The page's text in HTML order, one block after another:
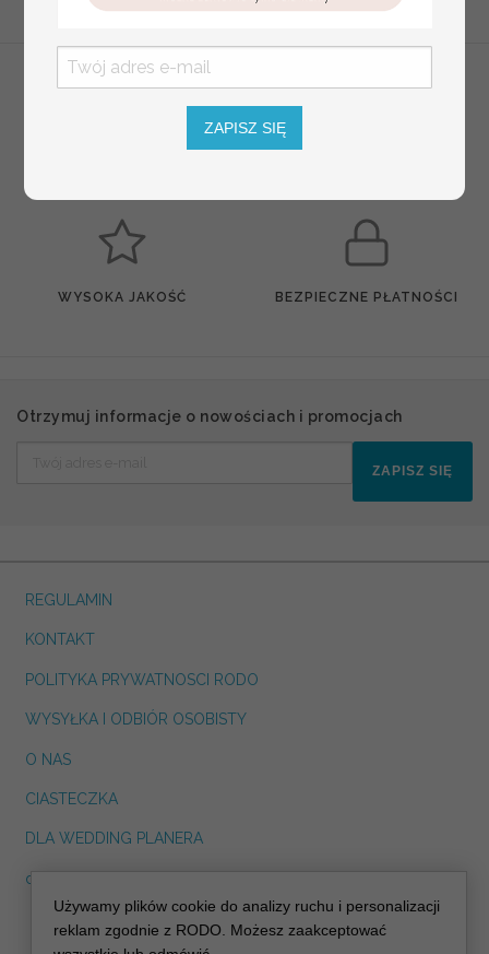
WYSOKA JAKOŚĆ BEZPIECZNE PŁATNOŚCI
Otrzymuj informacje o nowościach i promocjach
ZAPISZ SIĘ
REGULAMIN
KONTAKT
POLITYKA PRYWATNOSCI RODO
WYSYŁKA I ODBIÓR OSOBISTY
O NAS
CIASTECZKA
DLA WEDDING PLANERA
dreskot.com
info@decoris.pl
Używamy plików cookie do analizy ruchu i personalizacji
reklam zgodnie z RODO. Możesz zaakceptować
ZAPISZ SIĘ